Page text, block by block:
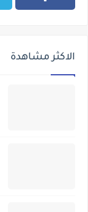
الاكثر مشاهدة